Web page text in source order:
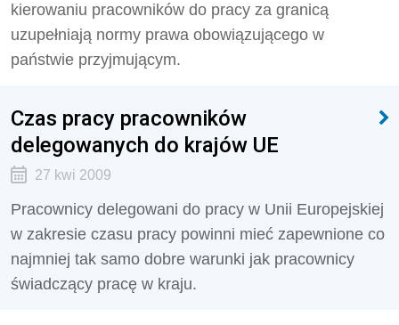
kierowaniu pracowników do pracy za granicą
uzupełniają normy prawa obowiązującego w
państwie przyjmującym.
Czas pracy pracowników
delegowanych do krajów UE
27 kwi 2009
Pracownicy delegowani do pracy w Unii Europejskiej
w zakresie czasu pracy powinni mieć zapewnione co
najmniej tak samo dobre warunki jak pracownicy
świadczący pracę w kraju.